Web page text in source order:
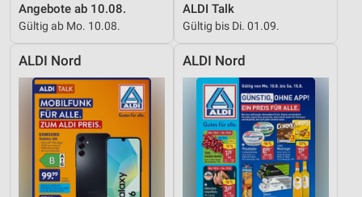
Angebote ab 10.08.
Gültig ab Mo. 10.08.
ALDI Talk
Gültig bis Di. 01.09.
ALDI Nord ALDI Nord